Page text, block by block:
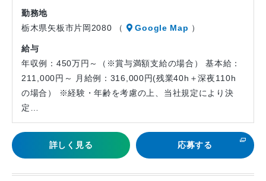
勤務地
栃木県矢板市片岡2080 （
Google Map ）
給与
年収例：450万円～（※賞与満額支給の場合） 基本給：
211,000円～ 月給例：316,000円(残業40h＋深夜110h
の場合） ※経験・年齢を考慮の上、当社規定により決
定…
詳しく見る 応募する